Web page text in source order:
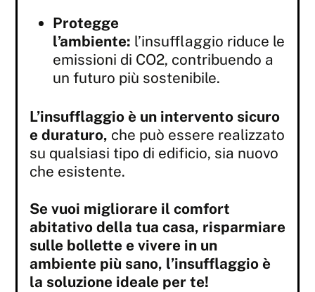
Protegge
l’ambiente: l’insufflaggio riduce le
emissioni di CO2, contribuendo a
un futuro più sostenibile.
L’insufflaggio è un intervento sicuro
e duraturo, che può essere realizzato
su qualsiasi tipo di edificio, sia nuovo
che esistente.
Se vuoi migliorare il comfort
abitativo della tua casa, risparmiare
sulle bollette e vivere in un
ambiente più sano, l’insufflaggio è
la soluzione ideale per te!